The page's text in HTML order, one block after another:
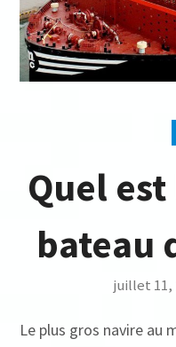
Quel
bateau
juillet 11,
Le plus gros navire au